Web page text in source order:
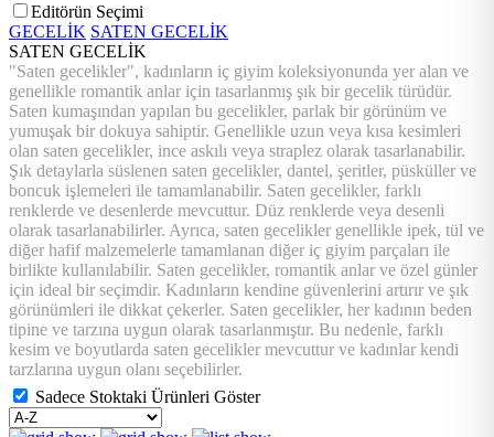
Editörün Seçimi
GECELİK SATEN GECELİK
SATEN GECELİK
"Saten gecelikler", kadınların iç giyim koleksiyonunda yer alan ve
genellikle romantik anlar için tasarlanmış şık bir gecelik türüdür.
Saten kumaşından yapılan bu gecelikler, parlak bir görünüm ve
yumuşak bir dokuya sahiptir. Genellikle uzun veya kısa kesimleri
olan saten gecelikler, ince askılı veya straplez olarak tasarlanabilir.
Şık detaylarla süslenen saten gecelikler, dantel, şeritler, püsküller ve
boncuk işlemeleri ile tamamlanabilir. Saten gecelikler, farklı
renklerde ve desenlerde mevcuttur. Düz renklerde veya desenli
olarak tasarlanabilirler. Ayrıca, saten gecelikler genellikle ipek, tül ve
diğer hafif malzemelerle tamamlanan diğer iç giyim parçaları ile
birlikte kullanılabilir. Saten gecelikler, romantik anlar ve özel günler
için ideal bir seçimdir. Kadınların kendine güvenlerini artırır ve şık
görünümleri ile dikkat çekerler. Saten gecelikler, her kadının beden
tipine ve tarzına uygun olarak tasarlanmıştır. Bu nedenle, farklı
kesim ve boyutlarda saten gecelikler mevcuttur ve kadınlar kendi
tarzlarına uygun olanı seçebilirler.
Sadece Stoktaki Ürünleri Göster